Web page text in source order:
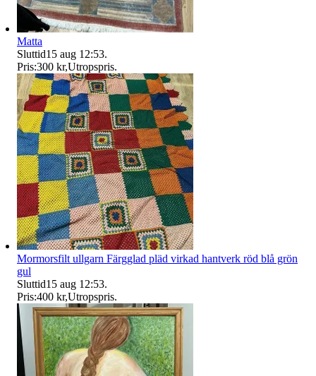
Matta
Sluttid15 aug 12:53.
Pris:300 kr,Utropspris.
Mormorsfilt ullgarn Färgglad pläd virkad hantverk röd blå grön
gul
Sluttid15 aug 12:53.
Pris:400 kr,Utropspris.